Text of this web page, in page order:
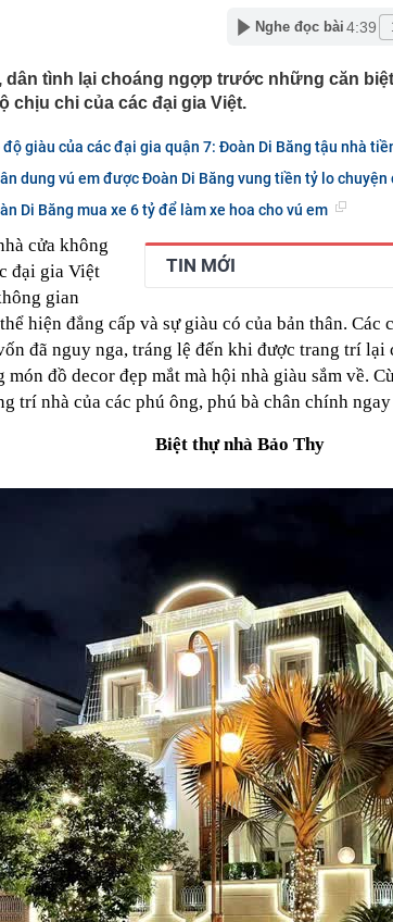
Công an xác minh giao dịch chuyển khoản 35 triệu
người phụ nữ SN 1984, thanh niên SN 2000 được mời
ngay cả khi hành khách không có mặt
23:25
4 vật vào nhà báo hiệu phong thủy rất tốt
Hoa hậu đẹp nhất nhì Việt Nam và vợ hơn 4 tuổi của
nhau như sam" từ Việt Nam sang Mỹ
23:10
Chất lỏng đen liên tục trồi lên từ nền nhà, gia chủ gọi
cả khu phố phải sơ tán
vừa mở quán liền "vỡ trận"
22:59
Bật điều hòa ngủ, người phụ nữ sốt cao liên tục, phổi
một nửa: Bác sĩ cảnh báo mối nguy ít ai ngờ ngay trong
22:53
Quang Hùng MasterD cảnh báo nóng, tuyên bố hành
22:48
Danh tính tên trộm bánh xe ô tô ở khu đô thị Hà Nội
22:42
Cảnh báo các ứng dụng Android có thể âm thầm theo
dùng
Nghe đọc bài 4:39
dân tình lại choáng ngợp trước những căn
chịu chi của các đại gia Việt.
giàu của các đại gia quận 7: Đoàn Di Băng tậu nhà
dung vú em được Đoàn Di Băng vung tiền tỷ lo
Di Băng mua xe 6 tỷ để làm xe hoa cho vú em
TIN MỚI
cửa không
đại gia Việt
gian
hiện đẳng cấp và sự giàu có của bản thân.
đã nguy nga, tráng lệ đến khi được trang trí lại
món đồ decor đẹp mắt mà hội nhà giàu sắm về.
trí nhà của các phú ông, phú bà chân chính
Biệt thự nhà Bảo Thy